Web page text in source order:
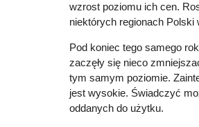
wzrost poziomu ich cen.
niektórych regionach Polski
Pod koniec tego samego
zaczęły się nieco
tym samym poziomie.
jest wysokie. Świadczyć
oddanych do użytku.